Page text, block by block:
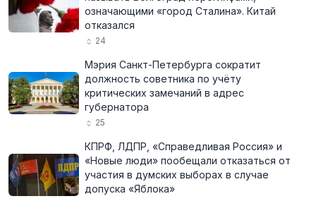
означающими «город Сталина». Китай
отказался
24
Мэрия Санкт-Петербурга сократит
должность советника по учёту
критических замечаний в адрес
губернатора
25
КПРФ, ЛДПР, «Справедливая Россия» и
«Новые люди» пообещали отказаться от
участия в думских выборах в случае
допуска «Яблока»